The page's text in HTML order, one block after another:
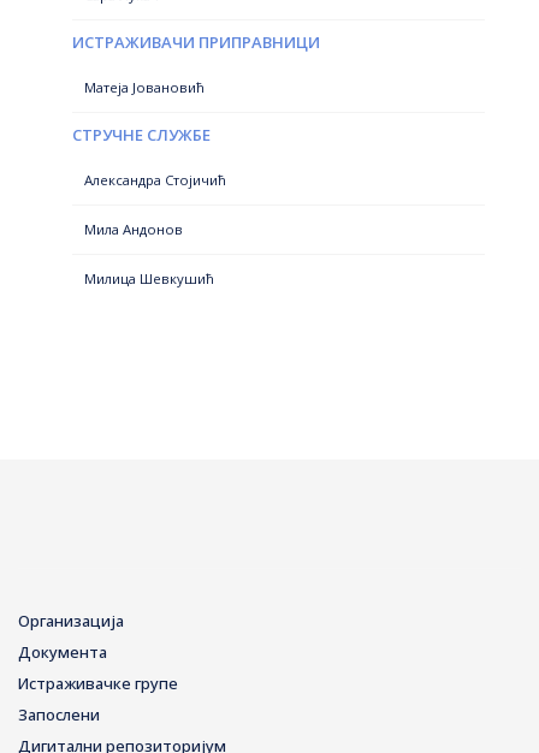
ИСТРАЖИВАЧИ ПРИПРАВНИЦИ
Матеја Јовановић
СТРУЧНЕ СЛУЖБЕ
Александра Стојичић
Мила Андонов
Милица Шевкушић
Организација
Документа
Истраживачке групе
Запослени
Дигитални репозиторијум